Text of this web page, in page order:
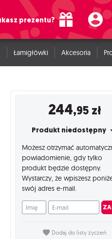
prezentu?
Łamigłówki Akcesoria
244,95 zł
Produkt niedostępny
Możesz otrzymać
powiadomienie, gdy tylko
produkt będzie dostępny.
Wystarczy, że wpiszesz
swój adres e-mail.
Imię E-mail
Dodaj do listy życzeń